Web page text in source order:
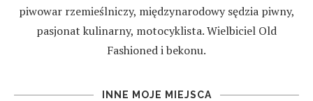
piwowar rzemieślniczy, międzynarodowy sędzia piwny,
pasjonat kulinarny, motocyklista. Wielbiciel Old
Fashioned i bekonu.
INNE MOJE MIEJSCA